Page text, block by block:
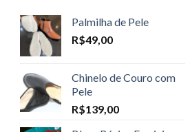
Palmilha de Pele
R$49,00
Chinelo de Couro com
Pele
R$139,00